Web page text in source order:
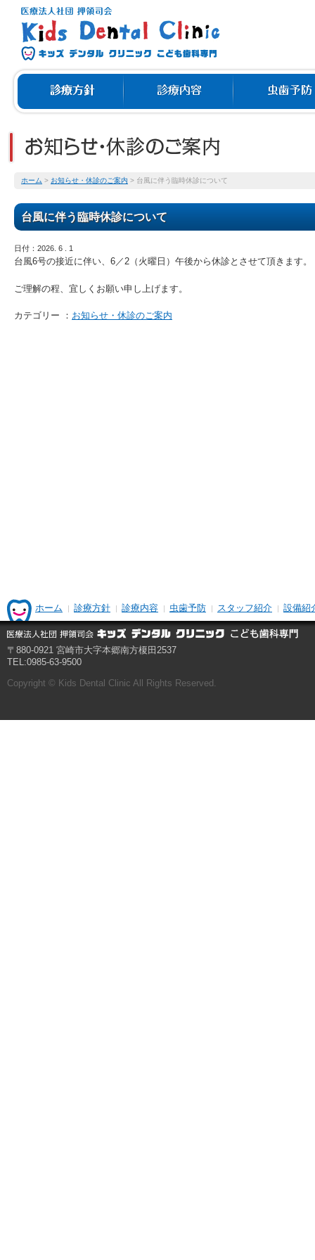
ホーム > お知らせ・休診のご案内 > 台風に伴う臨時休診について
台風に伴う臨時休診について
日付：2026. 6 . 1
台風6号の接近に伴い、6／2（火曜日）午後から休診とさせて頂きます。
ご理解の程、宜しくお願い申し上げます。
カテゴリー ： お知らせ・休診のご案内
ホーム 診療方針 診療内容 虫歯予防 スタッフ紹介 設備紹
〒880-0921 宮崎市大字本郷南方榎田2537
TEL:0985-63-9500
Copyright © Kids Dental Clinic All Rights Reserved.